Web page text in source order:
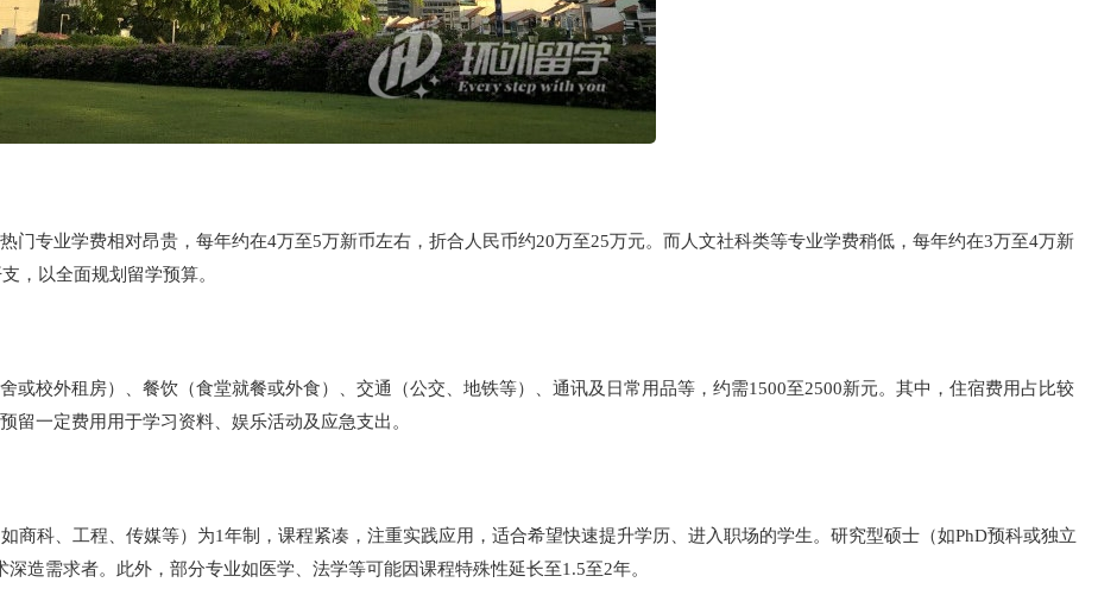
门专业学费相对昂贵，每年约在4万至5万新币左右，折合人民币约20万至25万元。而人文社科类等专业学费稍低，每年约在3万至4万新
，以全面规划留学预算。
或校外租房）、餐饮（食堂就餐或外食）、交通（公交、地铁等）、通讯及日常用品等，约需1500至2500新元。其中，住宿费用占比较
留一定费用用于学习资料、娱乐活动及应急支出。
商科、工程、传媒等）为1年制，课程紧凑，注重实践应用，适合希望快速提升学历、进入职场的学生。研究型硕士（如PhD预科或独立
造需求者。此外，部分专业如医学、法学等可能因课程特殊性延长至1.5至2年。